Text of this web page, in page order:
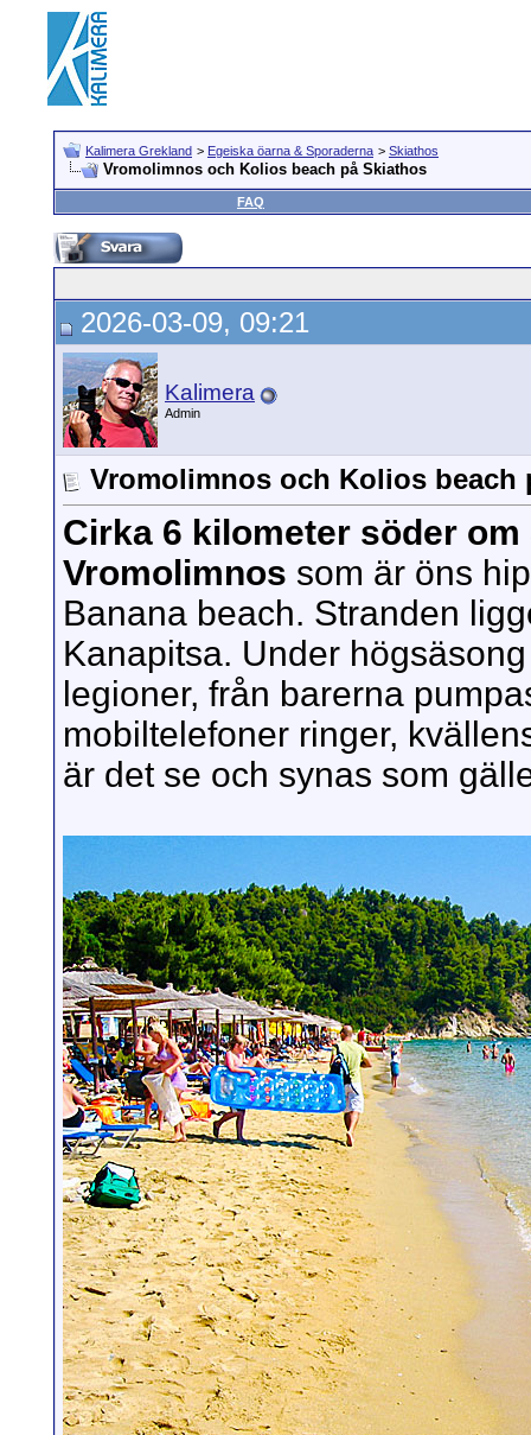
Kalimera Grekland > Egeiska öarna & Sporaderna > Skiathos
Vromolimnos och Kolios beach på Skiathos
FAQ
2026-03-09, 09:21
Kalimera
Admin
Vromolimnos och Kolios beach
Cirka 6 kilometer söder
Vromolimnos som är öns
Banana beach. Stranden
Kanapitsa. Under
legioner, från barerna
mobiltelefoner ringer,
är det se och synas som